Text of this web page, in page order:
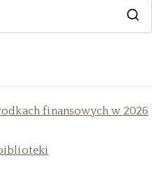
finansowych w 2026